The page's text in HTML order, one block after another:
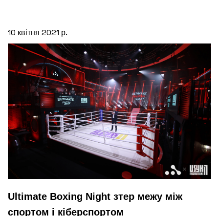
10 квітня 2021 р.
Ultimate Boxing Night зтер межу між
спортом і кіберспортом